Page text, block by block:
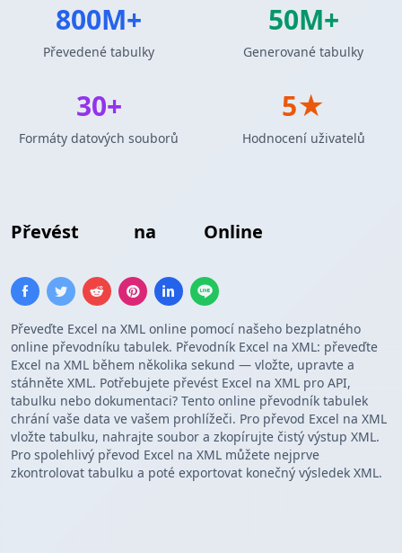
Převést na Online
Převeďte Excel na XML online pomocí našeho bezplatného
online převodníku tabulek. Převodník Excel na XML: převeďte
Excel na XML během několika sekund — vložte, upravte a
stáhněte XML. Potřebujete převést Excel na XML pro API,
tabulku nebo dokumentaci? Tento online převodník tabulek
chrání vaše data ve vašem prohlížeči. Pro převod Excel na XML
vložte tabulku, nahrajte soubor a zkopírujte čistý výstup XML.
Pro spolehlivý převod Excel na XML můžete nejprve
zkontrolovat tabulku a poté exportovat konečný výsledek XML.
800M+
Převedené tabulky
50M+
Generované tabulky
30+
Formáty datových souborů
5★
Hodnocení uživatelů